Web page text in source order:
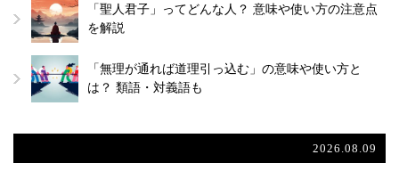
「聖人君子」ってどんな人？ 意味や使い方の注意点
を解説
「無理が通れば道理引っ込む」の意味や使い方と
は？ 類語・対義語も
2026.08.09